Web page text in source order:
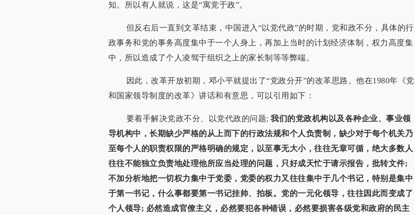
知。所以有人就说，这是“寓党于政”。
但反右后一直到文革结束，中国进入“以党代政”的时期，党和政不分，具体的行
政事务和党的事务高度集中于一个人身上，再加上当时的计划经济体制，权力高度集
中，所以造成了个人凌驾于组织之上的家长制等等弊端。
因此，改革开放初期，邓小平就提出了“党政分开”的改革思路。他在1980年《党
和国家领导制度的改革》讲话和有意思，可以引用如下：
要着手解决党政不分、以党代政的问题; 我们的党政机构以及各种企业、事业领
导机构中，长期缺少严格的从上而下的行政法规和个人负责制，缺少对于每个机关乃
至每个人的职责权限的严格明确的规定，以至事无大小，往往无章可循，绝大多数人
往往不能独立负责地处理他所应当处理的问题，只好成天忙于请示报告，批转文件;
不加分析地把一切权力集中于党委，党委的权力又往往集中于几个书记，特别是集中
于第一书记，什么事都要第一书记挂帅、拍板。 党的一元化领导，往往因此而变成了
个人领导; 必然造成官僚主义，必然要犯各种错误，必然要损害各级党和政府的民主